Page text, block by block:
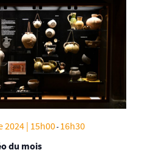
du mois
2024 | 15h00- 16h30